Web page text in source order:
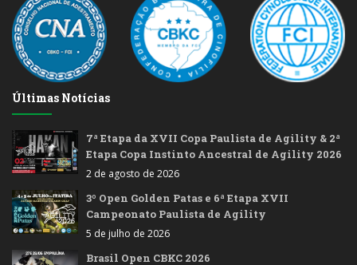
Últimas Notícias
7ª Etapa da XVII Copa Paulista de Agility & 2ª
Etapa Copa Instinto Ancestral de Agility 2026
2 de agosto de 2026
3º Open Golden Patas e 6ª Etapa XVII
Campeonato Paulista de Agility
5 de julho de 2026
Brasil Open CBKC 2026